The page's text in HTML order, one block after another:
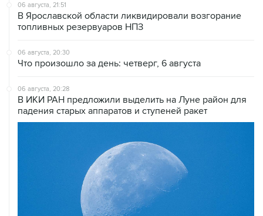
06 августа, 21:51
В Ярославской области ликвидировали возгорание
топливных резервуаров НПЗ
06 августа, 20:30
Что произошло за день: четверг, 6 августа
06 августа, 20:28
В ИКИ РАН предложили выделить на Луне район для
падения старых аппаратов и ступеней ракет